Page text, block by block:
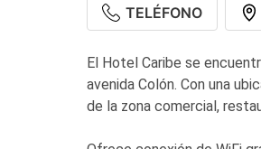
TELÉFONO
El Hotel Caribe se
avenida Colón. Con una ubicación excelente, a 500 metros del casino de Mar del Plata y a solo 350 metros
de la zona comercial,